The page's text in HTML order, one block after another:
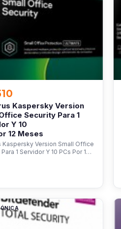
Kaspersky Version
Security Para 1
Y 10
12 Meses
Kaspersky Version Small Office
1 Servidor Y 10 PCs Por 1…